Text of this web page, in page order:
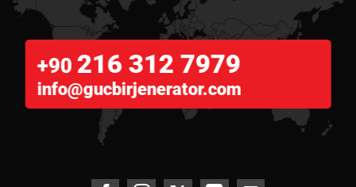
+90 216 312 7979
info@gucbirjenerator.com